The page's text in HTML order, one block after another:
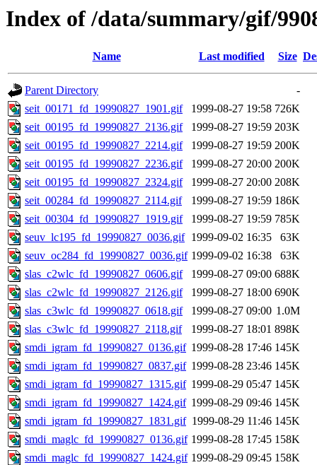
Index of /data/summary/gif/
Name Last modified Size
Parent Directory
-
seit_00171_fd_19990827_1901.gif
1999-08-27 19:58 726K
seit_00195_fd_19990827_2136.gif
1999-08-27 19:59 203K
seit_00195_fd_19990827_2214.gif
1999-08-27 19:59 200K
seit_00195_fd_19990827_2236.gif
1999-08-27 20:00 200K
seit_00195_fd_19990827_2324.gif
1999-08-27 20:00 208K
seit_00284_fd_19990827_2114.gif
1999-08-27 19:59 186K
seit_00304_fd_19990827_1919.gif
1999-08-27 19:59 785K
seuv_lc195_fd_19990827_0036.gif 1999-09-02 16:35
63K
seuv_oc284_fd_19990827_0036.gif 1999-09-02 16:38
63K
slas_c2wlc_fd_19990827_0606.gif
1999-08-27 09:00 688K
slas_c2wlc_fd_19990827_2126.gif
1999-08-27 18:00 690K
slas_c3wlc_fd_19990827_0618.gif
1999-08-27 09:00 1.0M
slas_c3wlc_fd_19990827_2118.gif
1999-08-27 18:01 898K
smdi_igram_fd_19990827_0136.gif 1999-08-28 17:46 145K
smdi_igram_fd_19990827_0837.gif 1999-08-28 23:46 145K
smdi_igram_fd_19990827_1315.gif 1999-08-29 05:47 145K
smdi_igram_fd_19990827_1424.gif 1999-08-29 09:46 145K
smdi_igram_fd_19990827_1831.gif 1999-08-29 11:46 145K
smdi_maglc_fd_19990827_0136.gif 1999-08-28 17:45 158K
smdi_maglc_fd_19990827_1424.gif 1999-08-29 09:45 158K